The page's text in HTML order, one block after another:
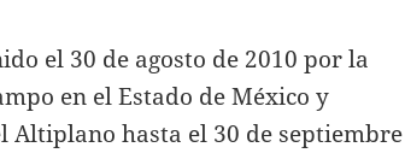
el 30 de agosto de 2010 por la
en el Estado de México y
Altiplano hasta el 30 de septiembre